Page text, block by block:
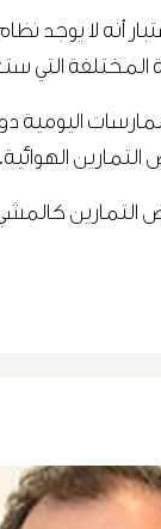
المختلفة
اليومية
الهوائية.
التمارين